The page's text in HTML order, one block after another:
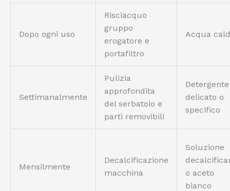
Dopo ogni uso
Risciacquo
gruppo
erogatore e
portafiltro
Acqua
Settimanalmente
Pulizia
approfondita
del serbatoio e
parti removibili
Detergente
delicato o
specifico
Mensilmente
Decalcificazione
macchina
Soluzione
o aceto
bianco